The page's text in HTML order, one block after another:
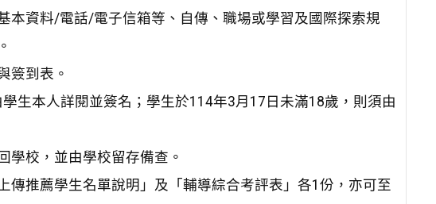
本資料/電話/電子信箱等、自傳、職場或學習及國際探索規
簽到表。
生本人詳閱並簽名；學生於114年3月17日未滿18歲，則須由
學校，並由學校留存備查。
傳推薦學生名單說明」及「輔導綜合考評表」各1份，亦可至